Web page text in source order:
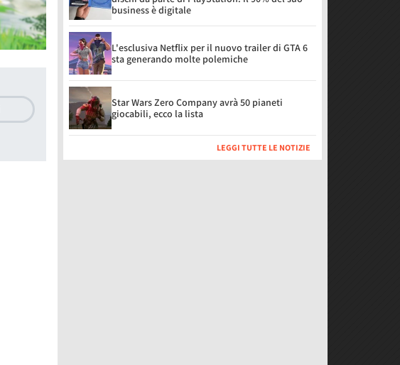
business è digitale
L'esclusiva Netflix per il nuovo trailer di GTA 6
sta generando molte polemiche
Star Wars Zero Company avrà 50 pianeti
giocabili, ecco la lista
LEGGI TUTTE LE NOTIZIE